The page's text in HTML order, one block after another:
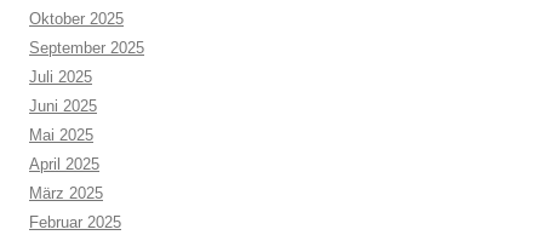
Oktober 2025
September 2025
Juli 2025
Juni 2025
Mai 2025
April 2025
März 2025
Februar 2025